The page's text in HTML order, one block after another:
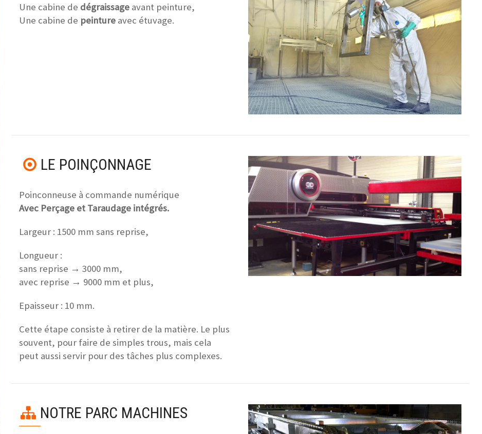
Une cabine de dégraissage avant peinture,
Une cabine de peinture avec étuvage.
LE POINÇONNAGE
Poinconneuse à commande numérique
Avec Perçage et Taraudage intégrés.
Largeur : 1500 mm sans reprise,
Longueur :
sans reprise → 3000 mm,
avec reprise → 9000 mm et plus,
Epaisseur : 10 mm.
Cette étape consiste à retirer de la matière. Le plus
souvent, pour faire de simples trous, mais cela
peut aussi servir pour des tâches plus complexes.
NOTRE PARC MACHINES